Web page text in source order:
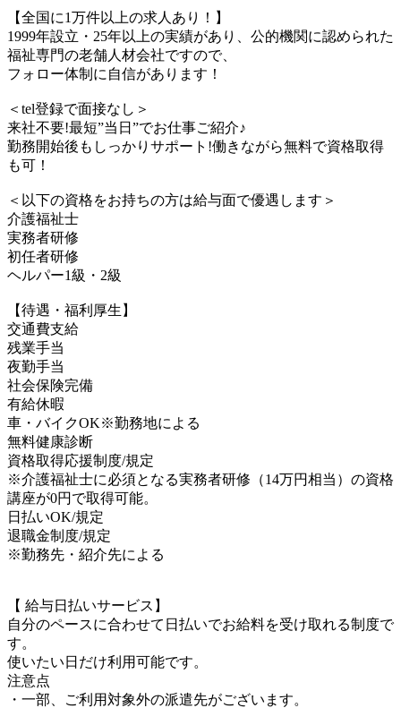
【全国に1万件以上の求人あり！】
1999年設立・25年以上の実績があり、公的機関に認められた
福祉専門の老舗人材会社ですので、
フォロー体制に自信があります！
＜tel登録で面接なし＞
来社不要!最短”当日”でお仕事ご紹介♪
勤務開始後もしっかりサポート!働きながら無料で資格取得
も可！
＜以下の資格をお持ちの方は給与面で優遇します＞
介護福祉士
実務者研修
初任者研修
ヘルパー1級・2級
【待遇・福利厚生】
交通費支給
残業手当
夜勤手当
社会保険完備
有給休暇
車・バイクOK※勤務地による
無料健康診断
資格取得応援制度/規定
※介護福祉士に必須となる実務者研修（14万円相当）の資格
講座が0円で取得可能。
日払いOK/規定
退職金制度/規定
※勤務先・紹介先による
【 給与日払いサービス】
自分のペースに合わせて日払いでお給料を受け取れる制度で
す。
使いたい日だけ利用可能です。
注意点
・一部、ご利用対象外の派遣先がございます。